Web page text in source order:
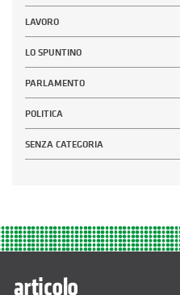
LAVORO
LO SPUNTINO
PARLAMENTO
POLITICA
SENZA CATEGORIA